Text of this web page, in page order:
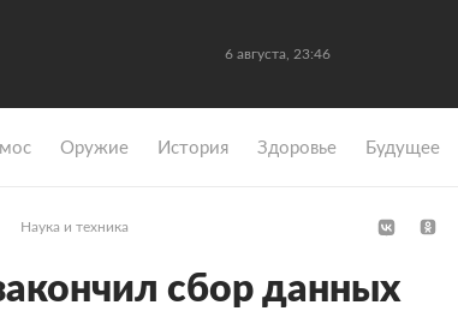
6 августа, 23:46
Оружие История Здоровье Будущее
Наука и техника
сбор данных